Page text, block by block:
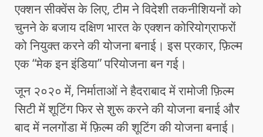
एक्शन सीक्वेंस के लिए, टीम ने विदेशी तकनीशियनों को
चुनने के बजाय दक्षिण भारत के एक्शन कोरियोग्राफरों
को नियुक्त करने की योजना बनाई। इस प्रकार, फ़िल्म
एक “मेक इन इंडिया” परियोजना बन गई।
जून २०२० में, निर्माताओं ने हैदराबाद में रामोजी फ़िल्म
सिटी में शूटिंग फिर से शुरू करने की योजना बनाई और
बाद में नलगोंडा में फ़िल्म की शूटिंग की योजना बनाई।